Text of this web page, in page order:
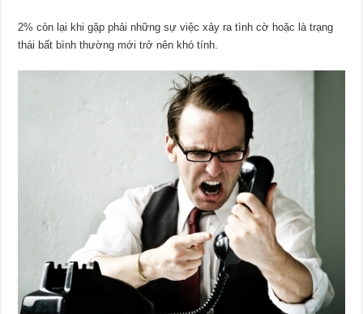
2% còn lại khi gặp phải những sự việc xảy ra tình cờ hoặc là trạng
thái bất bình thường mới trở nên khó tính.